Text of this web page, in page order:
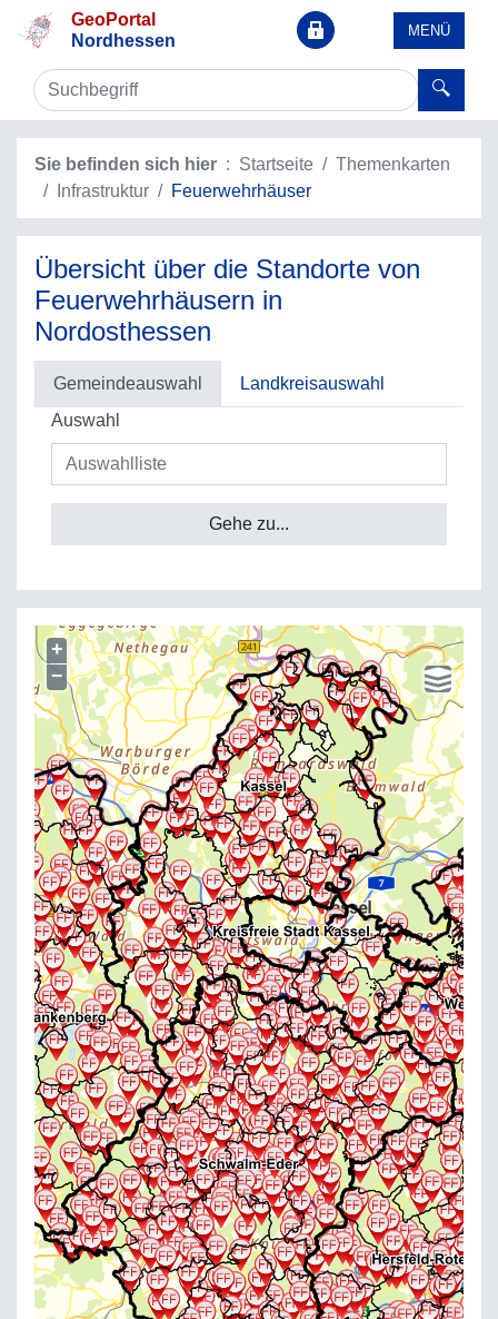
GeoPortal
Nordhessen
MENÜ
Sie befinden sich hier Startseite
Themenkarten
Infrastruktur
Feuerwehrhäuser
Übersicht über die Standorte von
Feuerwehrhäusern in
Nordosthessen
Gemeindeauswahl
Landkreisauswahl
Auswahl
Gehe zu...
+
−